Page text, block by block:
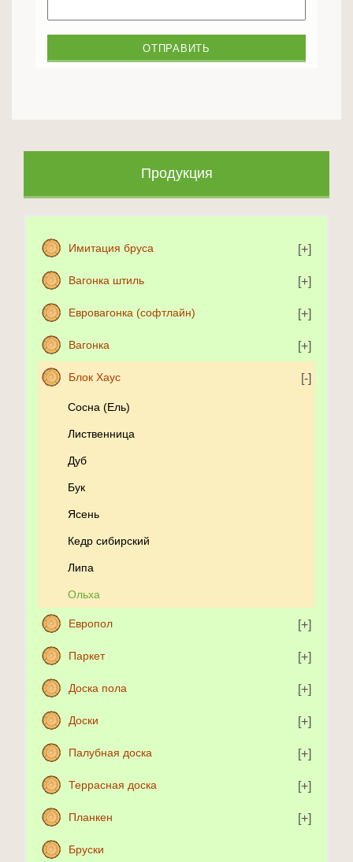
Продукция
Имитация бруса
Вагонка штиль
Евровагонка (софтлайн)
Вагонка
Блок Хаус
Сосна (Ель)
Лиственница
Дуб
Бук
Ясень
Кедр сибирский
Липа
Ольха
Европол
Паркет
Доска пола
Доски
Палубная доска
Террасная доска
Планкен
Бруски